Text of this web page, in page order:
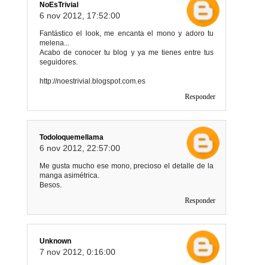
NoEsTrivial
6 nov 2012, 17:52:00
Fantástico el look, me encanta el mono y adoro tu
melena...
Acabo de conocer tu blog y ya me tienes entre tus
seguidores.
http://noestrivial.blogspot.com.es
Responder
Todoloquemellama
6 nov 2012, 22:57:00
Me gusta mucho ese mono, precioso el detalle de la
manga asimétrica.
Besos.
Responder
Unknown
7 nov 2012, 0:16:00